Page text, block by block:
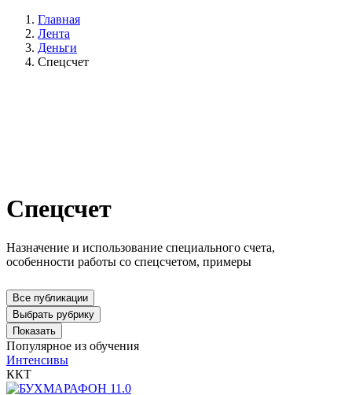
Главная
Лента
Деньги
Спецсчет
Спецсчет
Назначение и использование специального счета,
особенности работы со спецсчетом, примеры
Все публикации
Выбрать рубрику
Показать
Популярное из обучения
Интенсивы
ККТ